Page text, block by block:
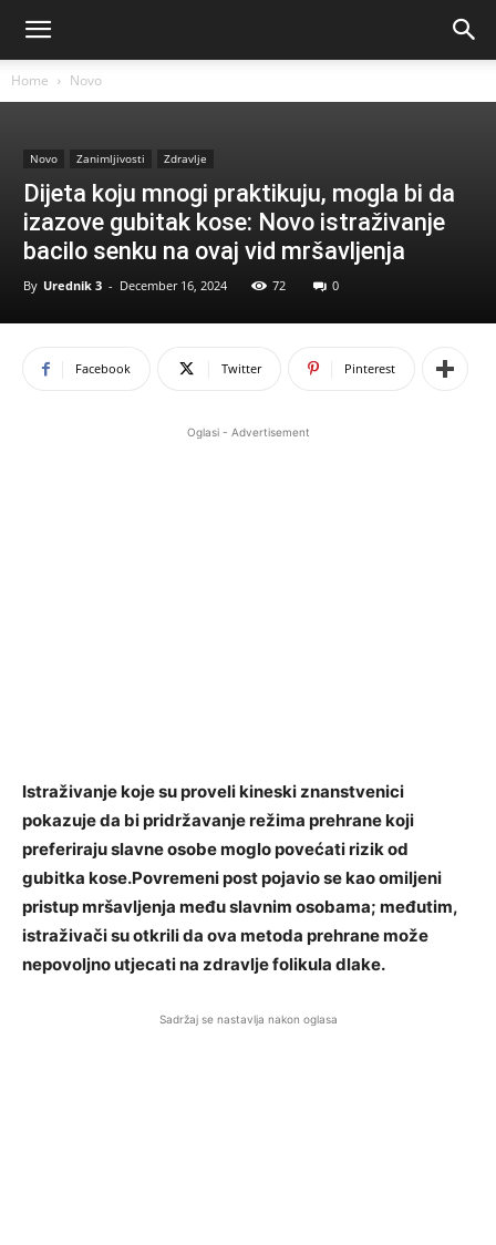
Home Novo
Novo Zanimljivosti Zdravlje
Dijeta koju mnogi praktikuju, mogla bi da
izazove gubitak kose: Novo istraživanje
bacilo senku na ovaj vid mršavljenja
By Urednik 3 - December 16, 2024 72 0
Facebook Twitter Pinterest
Oglasi - Advertisement
Istraživanje koje su proveli kineski znanstvenici
pokazuje da bi pridržavanje režima prehrane koji
preferiraju slavne osobe moglo povećati rizik od
gubitka kose.Povremeni post pojavio se kao omiljeni
pristup mršavljenja među slavnim osobama; međutim,
istraživači su otkrili da ova metoda prehrane može
nepovoljno utjecati na zdravlje folikula dlake.
Sadržaj se nastavlja nakon oglasa